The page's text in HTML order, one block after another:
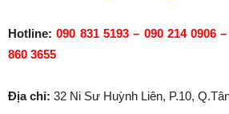
Hotline:090 831 5193 – 090 214 0906
860 3655
Địa chỉ: 32 Ni Sư Huỳnh Liên, P.10,